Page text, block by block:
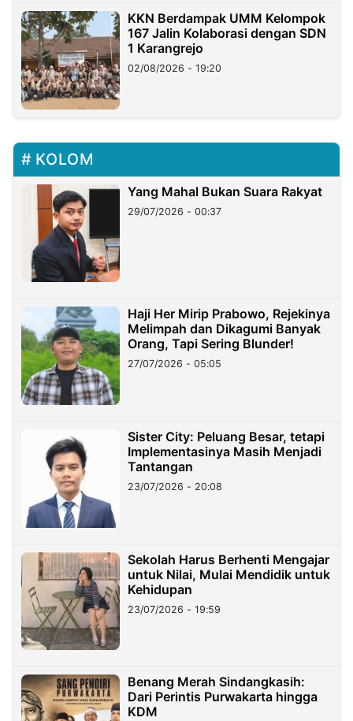
KKN Berdampak UMM Kelompok
167 Jalin Kolaborasi dengan SDN
1 Karangrejo
02/08/2026 - 19:20
KOLOM
Yang Mahal Bukan Suara Rakyat
29/07/2026 - 00:37
Haji Her Mirip Prabowo, Rejekinya
Melimpah dan Dikagumi Banyak
Orang, Tapi Sering Blunder!
27/07/2026 - 05:05
Sister City: Peluang Besar, tetapi
Implementasinya Masih Menjadi
Tantangan
23/07/2026 - 20:08
Sekolah Harus Berhenti Mengajar
untuk Nilai, Mulai Mendidik untuk
Kehidupan
23/07/2026 - 19:59
Benang Merah Sindangkasih:
Dari Perintis Purwakarta hingga
KDM